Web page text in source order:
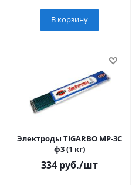
В корзину
Электроды TIGARBO МР-3С
ф3 (1 кг)
334 руб./шт